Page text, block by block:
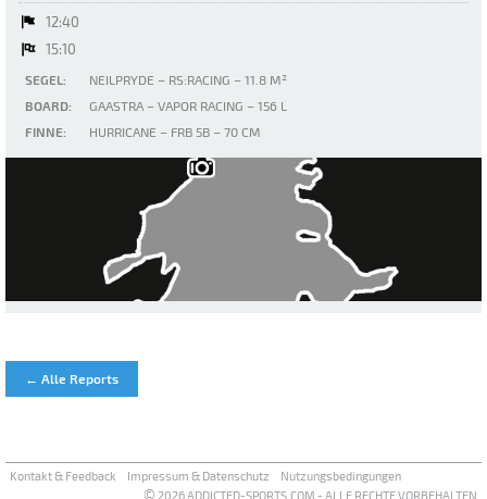
12:40
15:10
SEGEL:
NEILPRYDE – RS:RACING – 11.8 M²
BOARD:
GAASTRA – VAPOR RACING – 156 L
FINNE:
HURRICANE – FRB 5B – 70 CM
← Alle Reports
Kontakt & Feedback Impressum & Datenschutz Nutzungsbedingungen
© 2026 ADDICTED-SPORTS.COM - ALLE RECHTE VORBEHALTEN